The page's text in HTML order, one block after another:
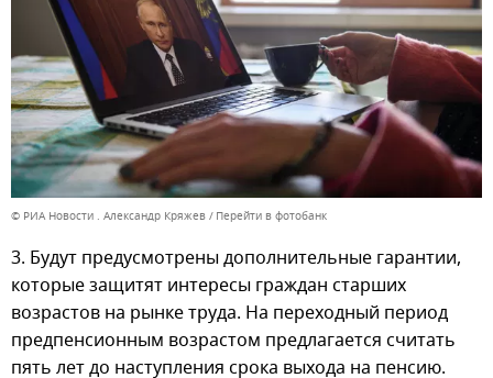
© РИА Новости . Александр Кряжев Перейти в фотобанк
3. Будут предусмотрены дополнительные гарантии,
которые защитят интересы граждан старших
возрастов на рынке труда. На переходный период
предпенсионным возрастом предлагается считать
пять лет до наступления срока выхода на пенсию.